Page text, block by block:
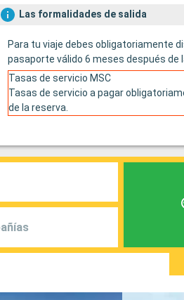
Las formalidades de salida
Para tu viaje debes obligatoriamente
pasaporte válido 6 meses después de
Tasas de servicio MSC
Tasas de servicio a pagar
de la reserva.